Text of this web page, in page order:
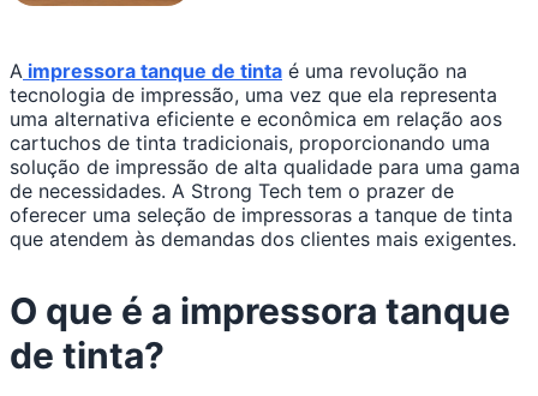
A impressora tanque de tinta é uma revolução na
tecnologia de impressão, uma vez que ela representa
uma alternativa eficiente e econômica em relação aos
cartuchos de tinta tradicionais, proporcionando uma
solução de impressão de alta qualidade para uma gama
de necessidades. A Strong Tech tem o prazer de
oferecer uma seleção de impressoras a tanque de tinta
que atendem às demandas dos clientes mais exigentes.
O que é a impressora tanque
de tinta?